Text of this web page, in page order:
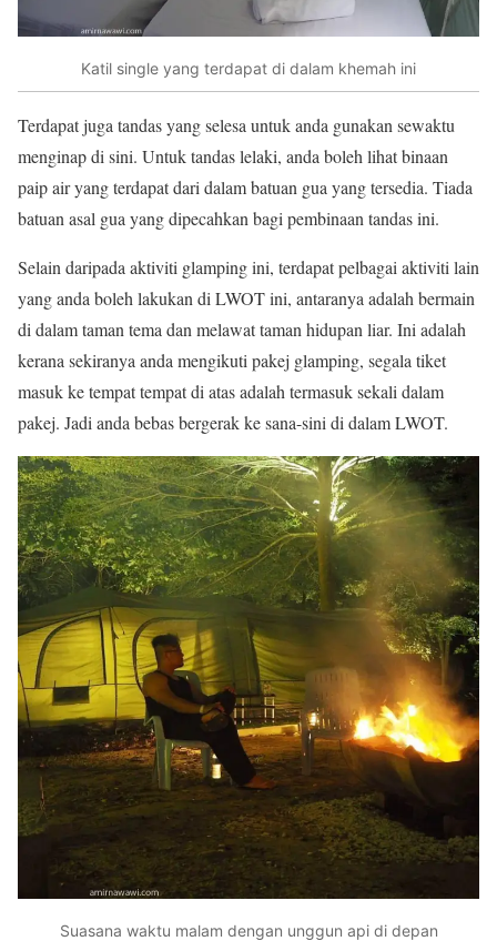
Katil single yang terdapat di dalam khemah ini
Terdapat juga tandas yang selesa untuk anda gunakan sewaktu
menginap di sini. Untuk tandas lelaki, anda boleh lihat binaan
paip air yang terdapat dari dalam batuan gua yang tersedia. Tiada
batuan asal gua yang dipecahkan bagi pembinaan tandas ini.
Selain daripada aktiviti glamping ini, terdapat pelbagai aktiviti lain
yang anda boleh lakukan di LWOT ini, antaranya adalah bermain
di dalam taman tema dan melawat taman hidupan liar. Ini adalah
kerana sekiranya anda mengikuti pakej glamping, segala tiket
masuk ke tempat tempat di atas adalah termasuk sekali dalam
pakej. Jadi anda bebas bergerak ke sana-sini di dalam LWOT.
Suasana waktu malam dengan unggun api di depan